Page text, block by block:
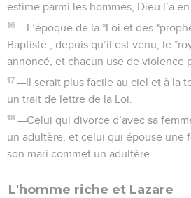
estime parmi les hommes, Dieu l’a en
16 —L’époque de la *Loi et des
Baptiste ; depuis qu’il est venu, le
annoncé, et chacun use de violence
17 —Il serait plus facile au ciel et à la
un trait de lettre de la Loi.
18 —Celui qui divorce d’avec sa
un adultère, et celui qui épouse une
son mari commet un adultère.
L'homme riche et Lazare